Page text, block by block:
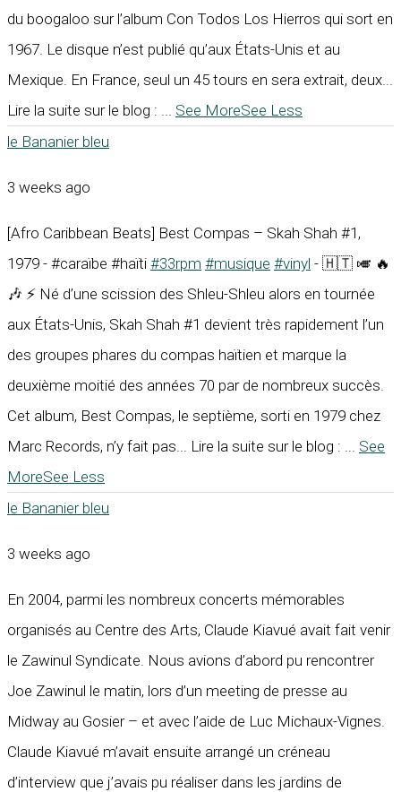
du boogaloo sur l’album Con Todos Los Hierros qui sort en
1967. Le disque n’est publié qu’aux États-Unis et au
Mexique. En France, seul un 45 tours en sera extrait, deux...
Lire la suite sur le blog :
See MoreSee Less
le Bananier bleu
3 weeks ago
[Afro Caribbean Beats] Best Compas – Skah Shah #1,
1979 - #caraïbe #haïti #33rpm #musique #vinyl - 🇭🇹 🎺 🔥
🎶 ⚡ Né d’une scission des Shleu-Shleu alors en tournée
aux États-Unis, Skah Shah #1 devient très rapidement l’un
des groupes phares du compas haïtien et marque la
deuxième moitié des années 70 par de nombreux succès.
Cet album, Best Compas, le septième, sorti en 1979 chez
Marc Records, n’y fait pas... Lire la suite sur le blog :
See
MoreSee Less
le Bananier bleu
3 weeks ago
En 2004, parmi les nombreux concerts mémorables
organisés au Centre des Arts, Claude Kiavué avait fait venir
le Zawinul Syndicate. Nous avions d’abord pu rencontrer
Joe Zawinul le matin, lors d’un meeting de presse au
Midway au Gosier – et avec l’aide de Luc Michaux-Vignes.
Claude Kiavué m’avait ensuite arrangé un créneau
d’interview que j’avais pu réaliser dans les jardins de